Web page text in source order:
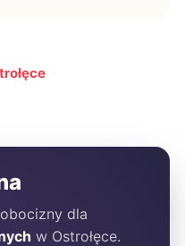
dla
w Ostrołęce.